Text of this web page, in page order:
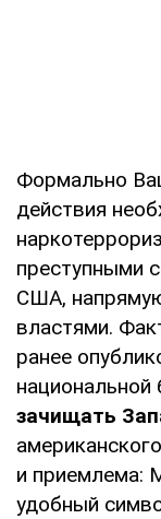
Формально
действия
преступными
США,
властями.
ранее
зачищать
и приемлема:
удобный